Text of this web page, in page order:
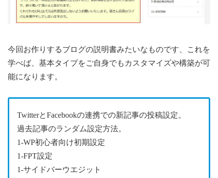
今回お作りするブログの説明書みたいなものです、これを
学べば、基本タイプをご自身でもカスタマイズや構築が可
能になります。
TwitterとFacebookの連携での新記事の投稿設定。
過去記事のランダム設定方法。
1-WP初心者向け初期設定
1-FPT設定
1-サイドバーウエジット